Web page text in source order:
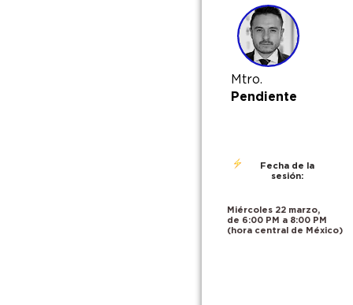
Mtro.
Pendiente
Fecha de la
sesión:
Miércoles 22 marzo,
de 6:00 PM a 8:00 PM
(hora central de México)